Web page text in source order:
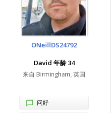
ONeillDS24792
David 年龄 34
来自 Birmingham, 英国
问好